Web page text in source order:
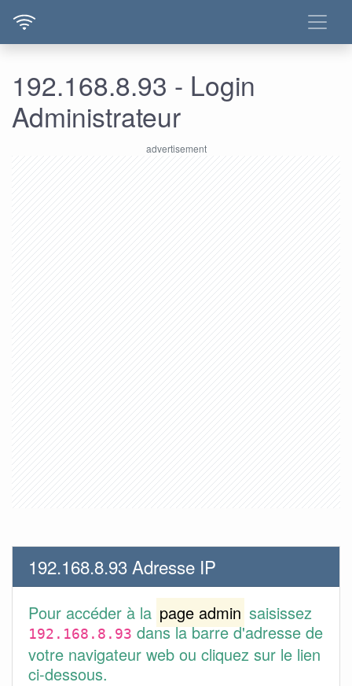
192.168.8.93 - Login
Administrateur
192.168.8.93 Adresse IP
Pour accéder à la page admin saisissez
192.168.8.93 dans la barre d'adresse de
votre navigateur web ou cliquez sur le lien
ci-dessous.